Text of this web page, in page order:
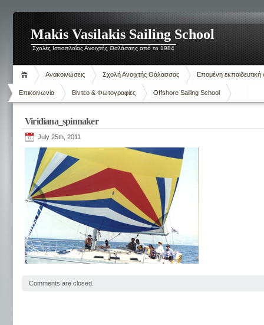
Makis Vasilakis Sailing School
Σχολές Ιστιοπλοΐας Ανοιχτής Θαλάσσης από το 1984
Ανακοινώσεις Σχολή Ανοιχτής Θάλασσας Επομένη εκπαιδευτική
Επικοινωνία Βίντεο & Φωτογραφίες Offshore Sailing School
Viridiana_spinnaker
July 25th, 2011
Comments are closed.